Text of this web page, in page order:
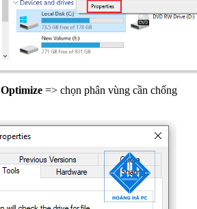
Optimize => chọn phân vùng cần chống